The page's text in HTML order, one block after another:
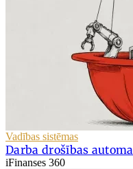
Vadības sistēmas
Darba drošības
iFinanses 360